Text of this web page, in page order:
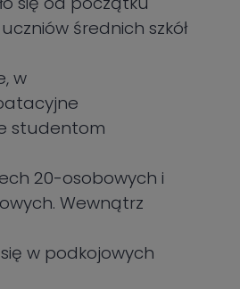
średnich szkół
w
studentom
20-osobowych i
Wewnątrz
w podkojowych